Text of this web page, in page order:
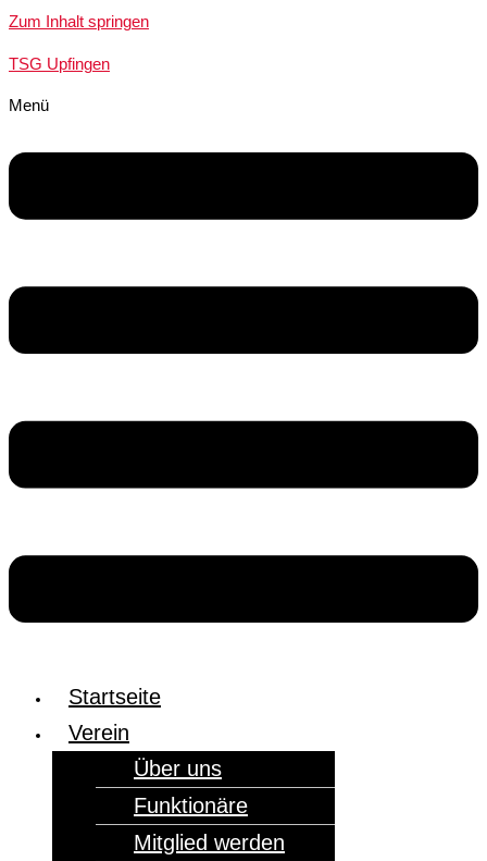
Zum Inhalt springen
TSG Upfingen
Menü
Startseite
Verein
Über uns
Funktionäre
Mitglied werden